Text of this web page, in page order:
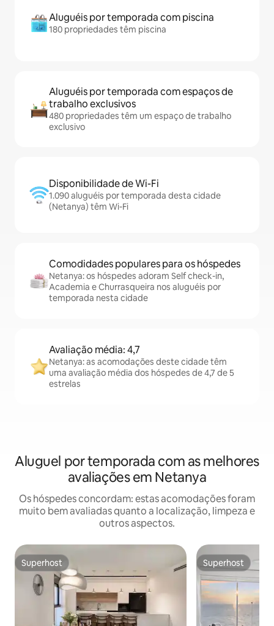
Aluguéis por temporada com piscina
180 propriedades têm piscina
Aluguéis por temporada com espaços de
trabalho exclusivos
480 propriedades têm um espaço de trabalho
exclusivo
Disponibilidade de Wi-Fi
1.090 aluguéis por temporada desta cidade
(Netanya) têm Wi-Fi
Comodidades populares para os hóspedes
Netanya: os hóspedes adoram Self check-in,
Academia e Churrasqueira nos aluguéis por
temporada nesta cidade
Avaliação média: 4,7
Netanya: as acomodações deste cidade têm
uma avaliação média dos hóspedes de 4,7 de 5
estrelas
Aluguel por temporada com as melhores
avaliações em Netanya
Os hóspedes concordam: estas acomodações foram
muito bem avaliadas quanto a localização, limpeza e
outros aspectos.
Superhost
Superhost Superhost
Superhost